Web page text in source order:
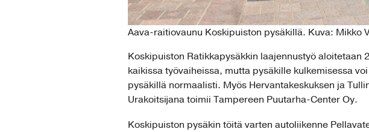
Aava-raitiovaunu Koskipuiston pysäkillä. Kuva: Mikko
Koskipuiston Ratikkapysäkkin laajennustyö aloitetaan
kaikissa työvaiheissa, mutta pysäkille kulkemisessa
pysäkillä normaalisti. Myös Hervantakeskuksen ja
Urakoitsijana toimii Tampereen Puutarha-Center Oy.
Koskipuiston pysäkin töitä varten autoliikenne